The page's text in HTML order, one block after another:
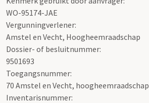
WO-95174-JAE
Vergunningverlener:
Amstel en Vecht, Hoogheemraadschap
Dossier- of besluitnummer:
9501693
Toegangsnummer:
70 Amstel en Vecht, hoogheemraadschap
Inventarisnummer: